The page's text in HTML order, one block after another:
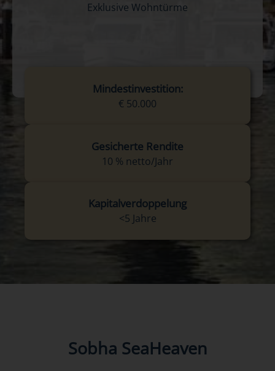
Exklusive Wohntürme
Mindestinvestition:
€ 50.000
Gesicherte Rendite
10 % netto/Jahr
Kapitalverdoppelung
<5 Jahre
Sobha SeaHeaven